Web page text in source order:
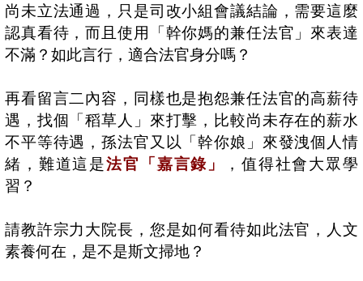
尚未立法通過，只是司改小組會議結論，需要這麼
認真看待，而且使用「幹你媽的兼任法官」來表達
不滿？如此言行，適合法官身分嗎？
再看留言二內容，同樣也是抱怨兼任法官的高薪待
遇，找個「稻草人」來打擊，比較尚未存在的薪水
不平等待遇，孫法官又以「幹你娘」來發洩個人情
緒，難道這是法官「嘉言錄」
，值得社會大眾學
習？
請教許宗力大院長，您是如何看待如此法官，人文
素養何在，是不是斯文掃地？